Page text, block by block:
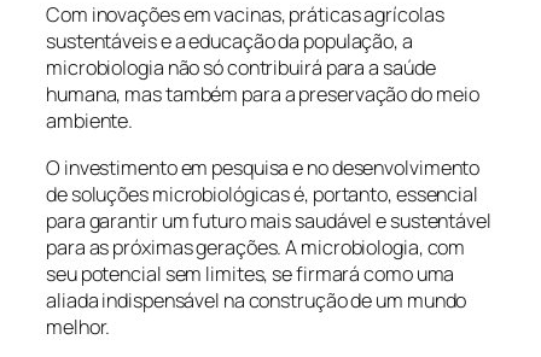
Com inovações em vacinas, práticas agrícolas
sustentáveis e a educação da população, a
microbiologia não só contribuirá para a saúde
humana, mas também para a preservação do meio
ambiente.
O investimento em pesquisa e no desenvolvimento
de soluções microbiológicas é, portanto, essencial
para garantir um futuro mais saudável e sustentável
para as próximas gerações. A microbiologia, com
seu potencial sem limites, se firmará como uma
aliada indispensável na construção de um mundo
melhor.